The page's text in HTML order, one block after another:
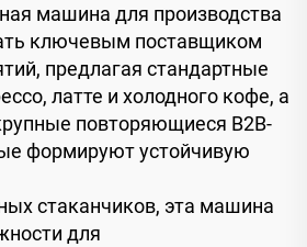
машина для производства
ключевым поставщиком
предлагая стандартные
латте и холодного кофе, а
повторяющиеся B2B-
формируют устойчивую
стаканчиков, эта машина
для